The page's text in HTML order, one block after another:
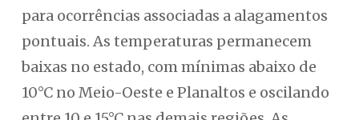
para ocorrências associadas a alagamentos
pontuais. As temperaturas permanecem
baixas no estado, com mínimas abaixo de
10°C no Meio-Oeste e Planaltos e oscilando